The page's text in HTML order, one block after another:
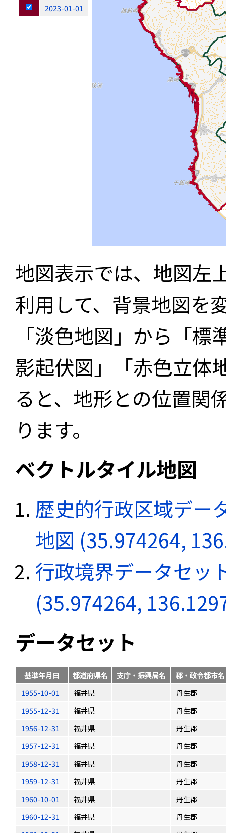
2023-01-01
地図表示では、地図左
利用して、背景地図を
「淡色地図」から「
影起伏図」「赤色立体
ると、地形との位置関
ります。
ベクトルタイル地図
歴史的行政区域デー
地図 (35.974264,
行政境界データセッ
(35.974264,
データセット
基準年月日 都道府県名 支庁・振興局名
郡・政令都市名
1955-10-01
福井県
丹生郡
1955-12-31
福井県
丹生郡
1956-12-31
福井県
丹生郡
1957-12-31
福井県
丹生郡
1958-12-31
福井県
丹生郡
1959-12-31
福井県
丹生郡
1960-10-01
福井県
丹生郡
1960-12-31
福井県
丹生郡